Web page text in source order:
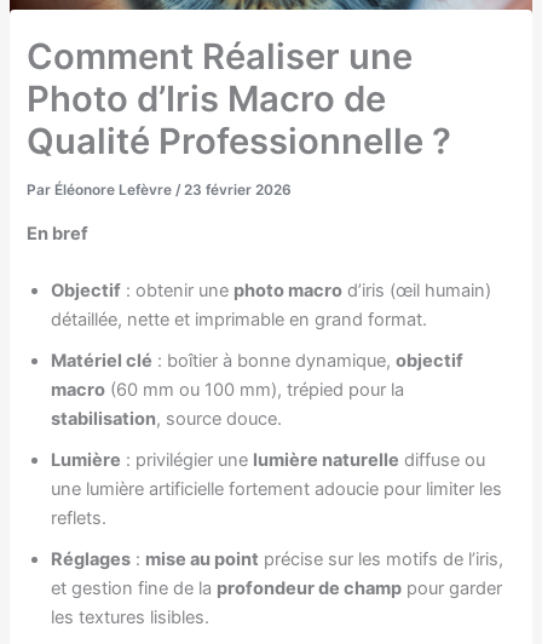
Comment Réaliser une
Photo d’Iris Macro de
Qualité Professionnelle ?
Par Éléonore Lefèvre/23 février 2026
En bref
Objectif : obtenir une photo macro d’iris (œil humain)
détaillée, nette et imprimable en grand format.
Matériel clé : boîtier à bonne dynamique,objectif
macro (60 mm ou 100 mm), trépied pour la
stabilisation, source douce.
Lumière : privilégier une lumière naturelle diffuse ou
une lumière artificielle fortement adoucie pour limiter les
reflets.
Réglages : mise au point précise sur les motifs de l’iris,
et gestion fine de la profondeur de champ pour garder
les textures lisibles.